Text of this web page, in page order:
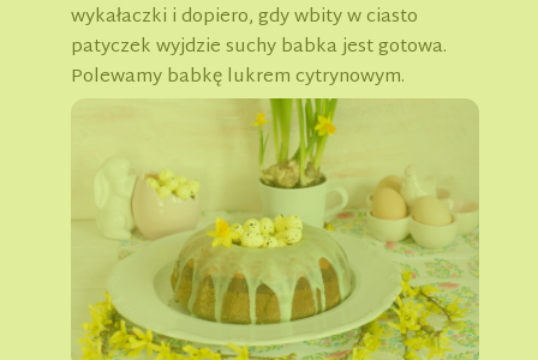
wykałaczki i dopiero, gdy wbity w ciasto
patyczek wyjdzie suchy babka jest gotowa.
Polewamy babkę lukrem cytrynowym.